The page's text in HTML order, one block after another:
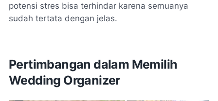
potensi stres bisa terhindar karena semuanya
sudah tertata dengan jelas.
Pertimbangan dalam Memilih
Wedding Organizer